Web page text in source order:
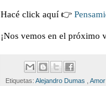
Hacé click aquí 👉
¡Nos vemos en el próximo
Etiquetas: Alejandro Dumas Amor